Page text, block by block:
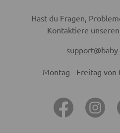
Hast du Fragen,
Kontaktiere
Montag - Freitag von